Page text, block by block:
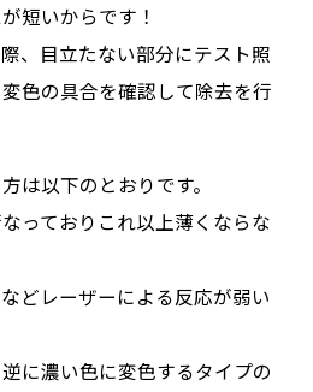
短いからです！
、目立たない部分にテスト照
色の具合を確認して除去を行
は以下のとおりです。
っておりこれ以上薄くならな
どレーザーによる反応が弱い
に濃い色に変色するタイプの